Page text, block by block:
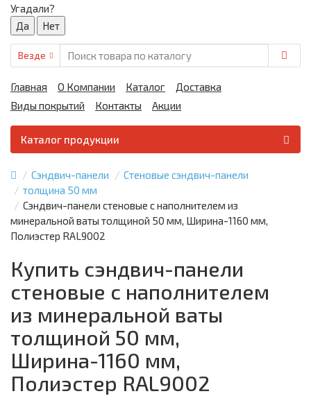
Угадали?
Везде
Главная О Компании Каталог
Доставка
Виды покрытий
Контакты Акции
Каталог продукции
Сэндвич-панели
Стеновые сэндвич-панели
толщина 50 мм
Сэндвич-панели стеновые с наполнителем из
минеральной ваты толщиной 50 мм, Ширина-1160 мм,
Полиэстер RAL9002
Купить сэндвич-панели
стеновые с наполнителем
из минеральной ваты
толщиной 50 мм,
Ширина-1160 мм,
Полиэстер RAL9002